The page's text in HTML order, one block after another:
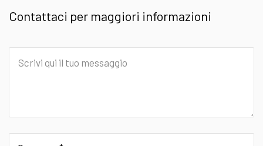
Contattaci per maggiori informazioni
Scrivi